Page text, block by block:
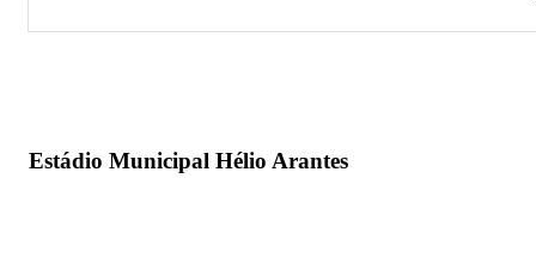
Estádio Municipal Hélio Arantes